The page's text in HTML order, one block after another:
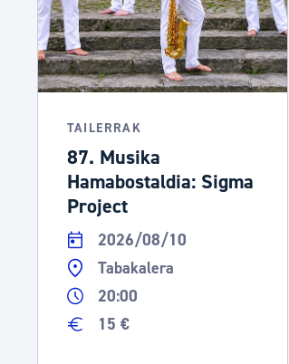
TAILERRAK
87. Musika
Hamabostaldia: Sigma
Project
2026/08/10
Tabakalera
20:00
15 €